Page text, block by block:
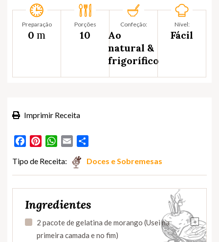
Preparação
0 m
Porções
10
Confeção:
Ao
natural &
frigorífico
Nível:
Fácil
Imprimir Receita
FacebookPinterestWhatsApp
Email
Tipo de Receita: Doces e Sobremesas
Ingredientes
+
2 pacote de gelatina de morango (Usei na
primeira camada e no fim)